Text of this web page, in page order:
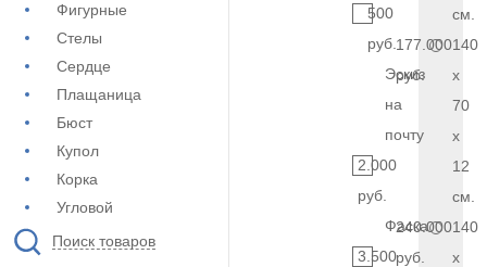
Фигурные
Стелы
Сердце
Плащаница
Бюст
Купол
Корка
Угловой
Поиск товаров
500
руб.
Эскиз
на
почту
2.000
руб.
Фаска
3.500
см.
177.000
руб.
140
x
70
x
12
см.
240.000
руб.
140
x